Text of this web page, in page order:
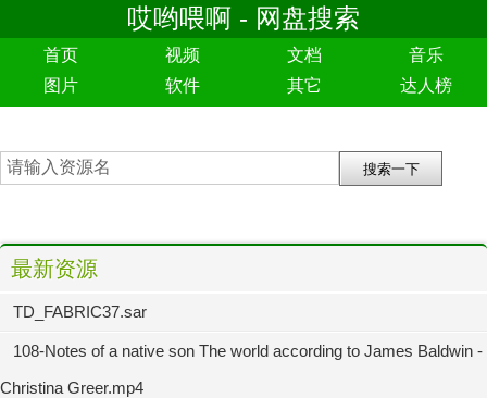
哎哟喂啊 - 网盘搜索
首页 视频 文档
音乐
图片
软件 其它 达人榜
最新资源
TD_FABRIC37.sar
108-Notes of a native son The world according to James Baldwin -
Christina Greer.mp4